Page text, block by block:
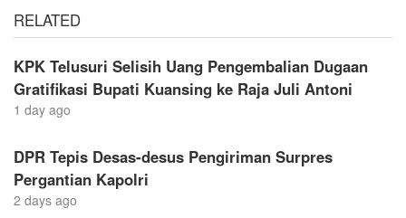
RELATED
KPK Telusuri Selisih Uang Pengembalian Dugaan
Gratifikasi Bupati Kuansing ke Raja Juli Antoni
1 day ago
DPR Tepis Desas-desus Pengiriman Surpres
Pergantian Kapolri
2 days ago